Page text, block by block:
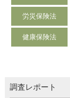
労災保険法
健康保険法
調査レポート